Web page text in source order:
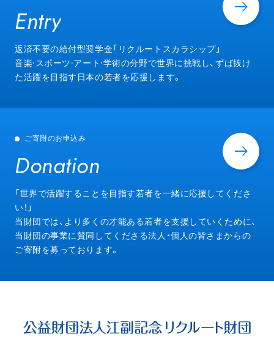
Entry
Entry
返済不要の給付型奨学金「リクルートスカラシップ」
音楽·スポーツ·アート·学術の分野で世界に挑戦し、ずば抜け
た活躍を目指す日本の若者を応援します。
ご寄附のお申込み
Donation
Donation
「世界で活躍することを目指す若者を一緒に応援してくださ
い！」
当財団では、より多くの才能ある若者を支援していくために、
当財団の事業に賛同してくださる法人・個人の皆さまからの
ご寄附を募っております。